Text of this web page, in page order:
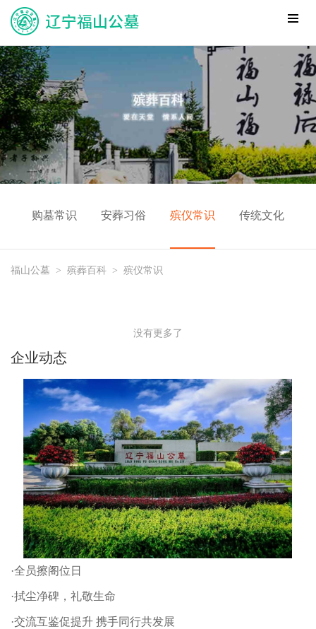
购墓常识 安葬习俗 殡仪常识 传统文化
福山公墓 > 殡葬百科 > 殡仪常识
没有更多了
企业动态
·全员擦阁位日
·拭尘净碑，礼敬生命
·交流互鉴促提升 携手同行共发展